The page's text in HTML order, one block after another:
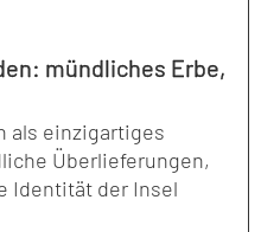
mündliches Erbe,
als einzigartiges
Überlieferungen,
Identität der Insel